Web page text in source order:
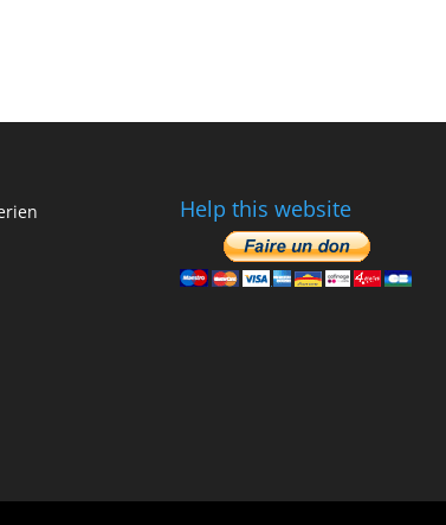
Help this website